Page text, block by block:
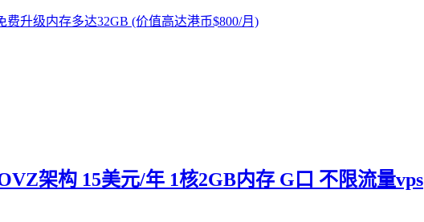
架构 15美元/年 1核2GB内存 G口 不限流量vps